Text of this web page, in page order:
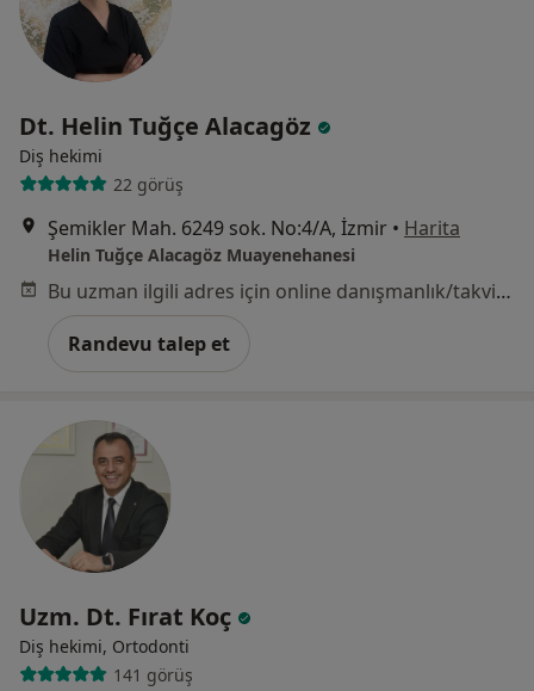
Dt. Helin Tuğçe Alacagöz
Diş hekimi
22 görüş
Şemikler Mah. 6249 sok. No:4/A, İzmir • Harita
Helin Tuğçe Alacagöz Muayenehanesi
Bu uzman ilgili adres için online danışmanlık/takvim sunmuyor.
Randevu talep et
Uzm. Dt. Fırat Koç
Diş hekimi, Ortodonti
141 görüş